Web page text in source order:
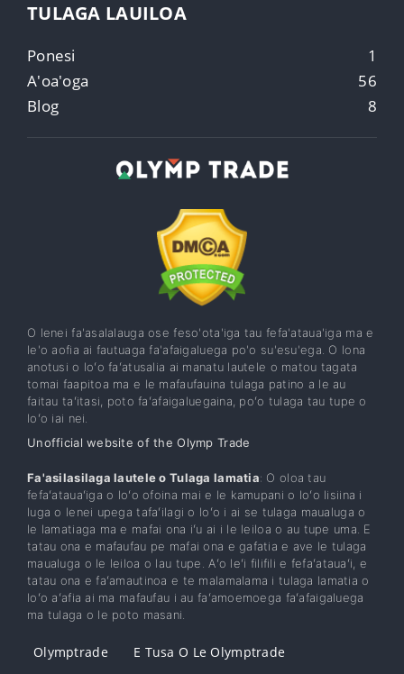
TULAGA LAUILOA
Ponesi
1
A'oa'oga
56
Blog
8
O lenei fa'asalalauga ose feso'ota'iga tau fefa'ataua'iga ma e
le'o aofia ai fautuaga fa'afaigaluega po'o su'esu'ega. O lona
anotusi o loʻo faʻatusalia ai manatu lautele o matou tagata
tomai faapitoa ma e le mafaufauina tulaga patino a le au
faitau taʻitasi, poto faʻafaigaluegaina, poʻo tulaga tau tupe o
loʻo iai nei.
Unofficial website of the Olymp Trade
Fa'asilasilaga lautele o Tulaga lamatia: O oloa tau
fefaʻatauaʻiga o loʻo ofoina mai e le kamupani o loʻo lisiina i
luga o lenei upega tafaʻilagi o loʻo i ai se tulaga maualuga o
le lamatiaga ma e mafai ona iʻu ai i le leiloa o au tupe uma. E
tatau ona e mafaufau pe mafai ona e gafatia e ave le tulaga
maualuga o le leiloa o lau tupe. Aʻo leʻi filifili e fefaʻatauaʻi, e
tatau ona e faʻamautinoa e te malamalama i tulaga lamatia o
loʻo aʻafia ai ma mafaufau i au faʻamoemoega faʻafaigaluega
ma tulaga o le poto masani.
Olymptrade
E Tusa O Le Olymptrade